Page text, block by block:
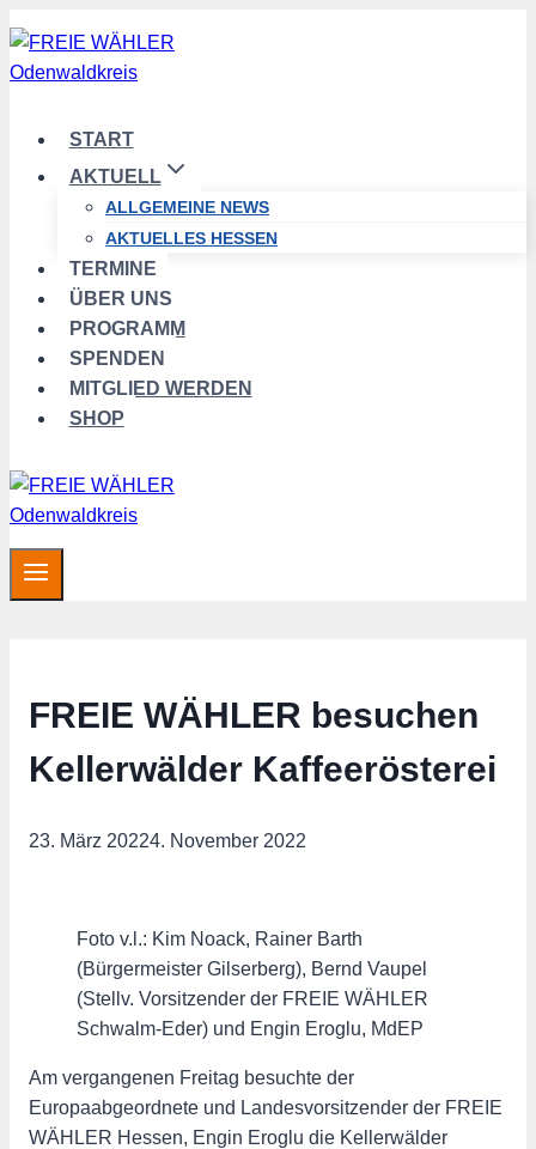
Zum
Inhalt
springen
START
AKTUELL
ALLGEMEINE NEWS
AKTUELLES HESSEN
TERMINE
ÜBER UNS
PROGRAMM
SPENDEN
MITGLIED WERDEN
SHOP
FREIE WÄHLER besuchen
Kellerwälder Kaffeerösterei
23. März 20224. November 2022
Foto v.l.: Kim Noack, Rainer Barth
(Bürgermeister Gilserberg), Bernd Vaupel
(Stellv. Vorsitzender der FREIE WÄHLER
Schwalm-Eder) und Engin Eroglu, MdEP
Am vergangenen Freitag besuchte der
Europaabgeordnete und Landesvorsitzender der FREIE
WÄHLER Hessen, Engin Eroglu die Kellerwälder